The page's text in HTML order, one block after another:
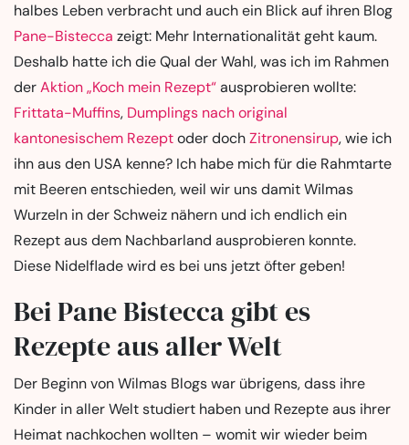
halbes Leben verbracht und auch ein Blick auf ihren Blog
Pane-Bistecca zeigt: Mehr Internationalität geht kaum.
Deshalb hatte ich die Qual der Wahl, was ich im Rahmen
derAktion „Koch mein Rezept“ausprobieren wollte:
Frittata-Muffins, Dumplings nach original
kantonesischem Rezeptoder dochZitronensirup, wie ich
ihn aus den USA kenne? Ich habe mich für die Rahmtarte
mit Beeren entschieden, weil wir uns damit Wilmas
Wurzeln in der Schweiz nähern und ich endlich ein
Rezept aus dem Nachbarland ausprobieren konnte.
Diese Nidelflade wird es bei uns jetzt öfter geben!
Bei Pane Bistecca gibt es
Rezepte aus aller Welt
Der Beginn von Wilmas Blogs war übrigens, dass ihre
Kinder in aller Welt studiert haben und Rezepte aus ihrer
Heimat nachkochen wollten – womit wir wieder beim